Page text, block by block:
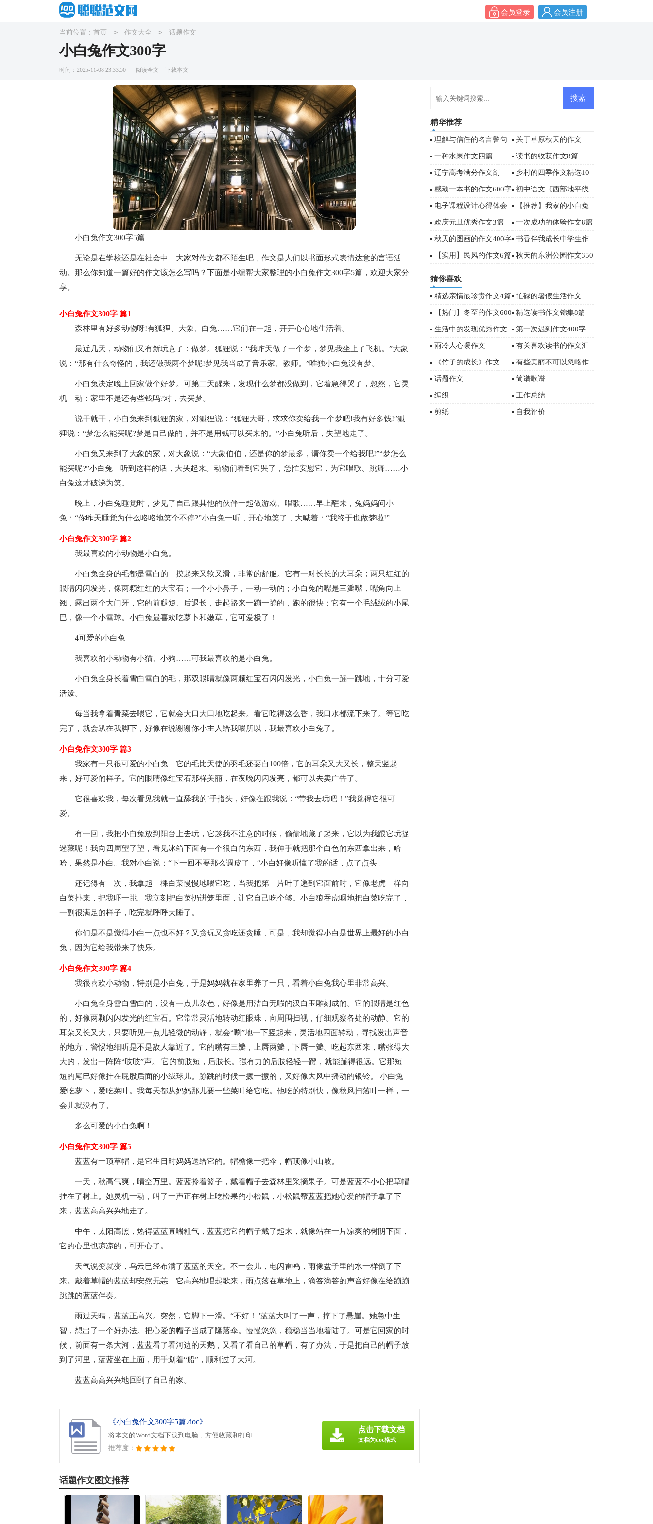
会员登录 会员注册
当前位置： 首页 > 作文大全 > 话题作文
小白兔作文300字
时间：2025-11-08 23:33:50 阅读全文 下载本文
小白兔作文300字5篇
无论是在学校还是在社会中，大家对作文都不陌生吧，作文是人们以书面形式表情达意的言语活
动。那么你知道一篇好的作文该怎么写吗？下面是小编帮大家整理的小白兔作文300字5篇，欢迎大家分
享。
小白兔作文300字 篇1
森林里有好多动物呀!有狐狸、大象、白兔……它们在一起，开开心心地生活着。
最近几天，动物们又有新玩意了：做梦。狐狸说：“我昨天做了一个梦，梦见我坐上了飞机。”大象
说：“那有什么奇怪的，我还做我两个梦呢!梦见我当成了音乐家、教师。”唯独小白兔没有梦。
小白兔决定晚上回家做个好梦。可第二天醒来，发现什么梦都没做到，它着急得哭了，忽然，它灵
机一动：家里不是还有些钱吗?对，去买梦。
说干就干，小白兔来到狐狸的家，对狐狸说：“狐狸大哥，求求你卖给我一个梦吧!我有好多钱!”狐
狸说：“梦怎么能买呢?梦是自己做的，并不是用钱可以买来的。”小白兔听后，失望地走了。
小白兔又来到了大象的家，对大象说：“大象伯伯，还是你的梦最多，请你卖一个给我吧!”“梦怎么
能买呢?”小白兔一听到这样的话，大哭起来。动物们看到它哭了，急忙安慰它，为它唱歌、跳舞……小
白兔这才破涕为笑。
晚上，小白兔睡觉时，梦见了自己跟其他的伙伴一起做游戏、唱歌……早上醒来，兔妈妈问小
兔：“你昨天睡觉为什么咯咯地笑个不停?”小白兔一听，开心地笑了，大喊着：“我终于也做梦啦!”
小白兔作文300字 篇2
我最喜欢的小动物是小白兔。
小白兔全身的毛都是雪白的，摸起来又软又滑，非常的舒服。它有一对长长的大耳朵；两只红红的
眼睛闪闪发光，像两颗红红的大宝石；一个小小鼻子，一动一动的；小白兔的嘴是三瓣嘴，嘴角向上
翘，露出两个大门牙，它的前腿短、后退长，走起路来一蹦一蹦的，跑的很快；它有一个毛绒绒的小尾
巴，像一个小雪球。小白兔最喜欢吃萝卜和嫩草，它可爱极了！
4可爱的小白兔
我喜欢的小动物有小猫、小狗……可我最喜欢的是小白兔。
小白兔全身长着雪白雪白的毛，那双眼睛就像两颗红宝石闪闪发光，小白兔一蹦一跳地，十分可爱
活泼。
每当我拿着青菜去喂它，它就会大口大口地吃起来。看它吃得这么香，我口水都流下来了。等它吃
完了，就会趴在我脚下，好像在说谢谢你小主人给我喂所以，我最喜欢小白兔了。
小白兔作文300字 篇3
我家有一只很可爱的小白兔，它的毛比天使的羽毛还要白100倍，它的耳朵又大又长，整天竖起
来，好可爱的样子。它的眼睛像红宝石那样美丽，在夜晚闪闪发亮，都可以去卖广告了。
它很喜欢我，每次看见我就一直舔我的`手指头，好像在跟我说：“带我去玩吧！”我觉得它很可
爱。
有一回，我把小白兔放到阳台上去玩，它趁我不注意的时候，偷偷地藏了起来，它以为我跟它玩捉
迷藏呢！我向四周望了望，看见冰箱下面有一个很白的东西，我伸手就把那个白色的东西拿出来，哈
哈，果然是小白。我对小白说：“下一回不要那么调皮了，“小白好像听懂了我的话，点了点头。
还记得有一次，我拿起一棵白菜慢慢地喂它吃，当我把第一片叶子递到它面前时，它像老虎一样向
白菜扑来，把我吓一跳。我立刻把白菜扔进笼里面，让它自己吃个够。小白狼吞虎咽地把白菜吃完了，
一副很满足的样子，吃完就呼呼大睡了。
你们是不是觉得小白一点也不好？又贪玩又贪吃还贪睡，可是，我却觉得小白是世界上最好的小白
兔，因为它给我带来了快乐。
小白兔作文300字 篇4
我很喜欢小动物，特别是小白兔，于是妈妈就在家里养了一只，看着小白兔我心里非常高兴。
小白兔全身雪白雪白的，没有一点儿杂色，好像是用洁白无暇的汉白玉雕刻成的。它的眼睛是红色
的，好像两颗闪闪发光的红宝石。它常常灵活地转动红眼珠，向周围扫视，仔细观察各处的动静。它的
耳朵又长又大，只要听见一点儿轻微的动静，就会“唰”地一下竖起来，灵活地四面转动，寻找发出声音
的地方，警惕地细听是不是敌人靠近了。它的嘴有三瓣，上唇两瓣，下唇一瓣。吃起东西来，嘴张得大
大的，发出一阵阵“吱吱”声。 它的前肢短，后肢长。强有力的后肢轻轻一蹬，就能蹦得很远。它那短
短的尾巴好像挂在屁股后面的小绒球儿。蹦跳的时候一撅一撅的，又好像大风中摇动的银铃。 小白兔
爱吃萝卜，爱吃菜叶。我每天都从妈妈那儿要一些菜叶给它吃。他吃的特别快，像秋风扫落叶一样，一
会儿就没有了。
多么可爱的小白兔啊！
小白兔作文300字 篇5
蓝蓝有一顶草帽，是它生日时妈妈送给它的。帽檐像一把伞，帽顶像小山坡。
一天，秋高气爽，晴空万里。蓝蓝拎着篮子，戴着帽子去森林里采摘果子。可是蓝蓝不小心把草帽
挂在了树上。她灵机一动，叫了一声正在树上吃松果的小松鼠，小松鼠帮蓝蓝把她心爱的帽子拿了下
来，蓝蓝高高兴兴地走了。
中午，太阳高照，热得蓝蓝直喘粗气，蓝蓝把它的帽子戴了起来，就像站在一片凉爽的树阴下面，
它的心里也凉凉的，可开心了。
天气说变就变，乌云已经布满了蓝蓝的天空。不一会儿，电闪雷鸣，雨像盆子里的水一样倒了下
来。戴着草帽的蓝蓝却安然无恙，它高兴地唱起歌来，雨点落在草地上，滴答滴答的声音好像在给蹦蹦
跳跳的蓝蓝伴奏。
雨过天晴，蓝蓝正高兴。突然，它脚下一滑。“不好！”蓝蓝大叫了一声，摔下了悬崖。她急中生
智，想出了一个好办法。把心爱的帽子当成了隆落伞。慢慢悠悠，稳稳当当地着陆了。可是它回家的时
候，前面有一条大河，蓝蓝看了看河边的天鹅，又看了看自己的草帽，有了办法，于是把自己的帽子放
到了河里，蓝蓝坐在上面，用手划着“船”，顺利过了大河。
蓝蓝高高兴兴地回到了自己的家。
《小白兔作文300字5篇.doc》
将本文的Word文档下载到电脑，方便收藏和打印
推荐度：
点击下载文档
文档为doc格式
话题作文图文推荐
精华推荐
理解与信任的名言警句
经典签名大全
关于草原秋天的作文
一种水果作文四篇 读书的收获作文8篇
辽宁高考满分作文剖
析：坚守自我
乡村的四季作文精选10
篇
感动一本书的作文600字
3篇
初中语文《西部地平线
上的落日》教案
电子课程设计心得体会 【推荐】我家的小白兔
作文三篇
欢庆元旦优秀作文3篇 一次成功的体验作文8篇
秋天的图画的作文400字 书香伴我成长中学生作
文5篇
【实用】民风的作文6篇 秋天的东洲公园作文350
猜你喜欢
精选亲情最珍贵作文4篇 忙碌的暑假生活作文
【热门】冬至的作文600
字汇编5篇
精选读书作文锦集8篇
生活中的发现优秀作文 第一次迟到作文400字
雨冷人心暖作文 有关喜欢读书的作文汇
总九篇
《竹子的成长》作文 有些美丽不可以忽略作
文
话题作文 简谱歌谱
编织 工作总结
剪纸 自我评价